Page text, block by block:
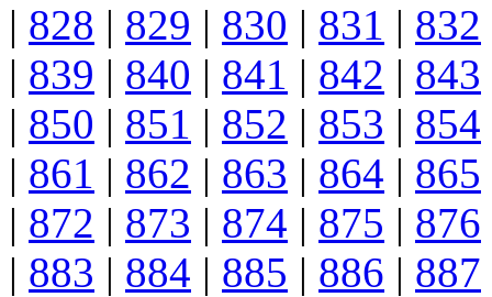
| 828 | 829 | 830 | 831 | 832
| 839 | 840 | 841 | 842 | 843
| 850 | 851 | 852 | 853 | 854
| 861 | 862 | 863 | 864 | 865
| 872 | 873 | 874 | 875 | 876
| 883 | 884 | 885 | 886 | 887